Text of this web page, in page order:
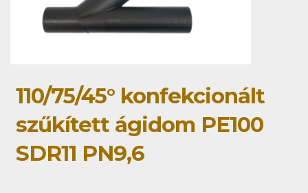
110/75/45° konfekcionált
szűkített ágidom PE100
SDR11 PN9,6